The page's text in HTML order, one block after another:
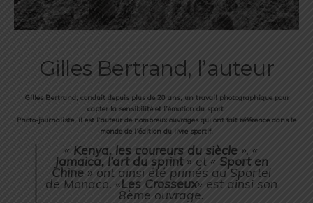
Gilles Bertrand, l’auteur
Gilles Bertrand, conduit depuis plus de 20 ans, un travail photographique pour
capter la sensibilité et l’émotion du sport.
Photo-journaliste, il est l’auteur de nombreux ouvrages qui ont fait référence dans le
monde de l’édition du livre sportif.
« Kenya, les coureurs du siècle », «
Jamaica, l’art du sprint» et « Sport en
Chine» ont ainsi été primés au Sportel
de Monaco. «Les Crosseux» est ainsi son
8ème ouvrage.